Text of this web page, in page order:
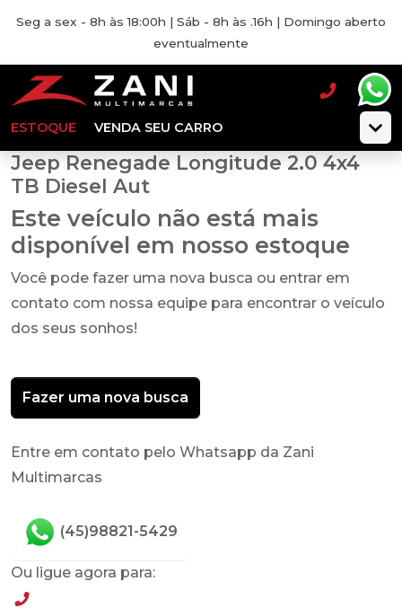
Seg a sex - 8h às 18:00h | Sáb - 8h às .16h | Domingo aberto
eventualmente
ESTOQUE VENDA SEU CARRO
Jeep Renegade Longitude 2.0 4x4
TB Diesel Aut
Este veículo não está mais
disponível em nosso estoque
Você pode fazer uma nova busca ou entrar em
contato com nossa equipe para encontrar o veículo
dos seus sonhos!
Fazer uma nova busca
Entre em contato pelo Whatsapp da Zani
Multimarcas
(45)98821-5429
Ou ligue agora para: